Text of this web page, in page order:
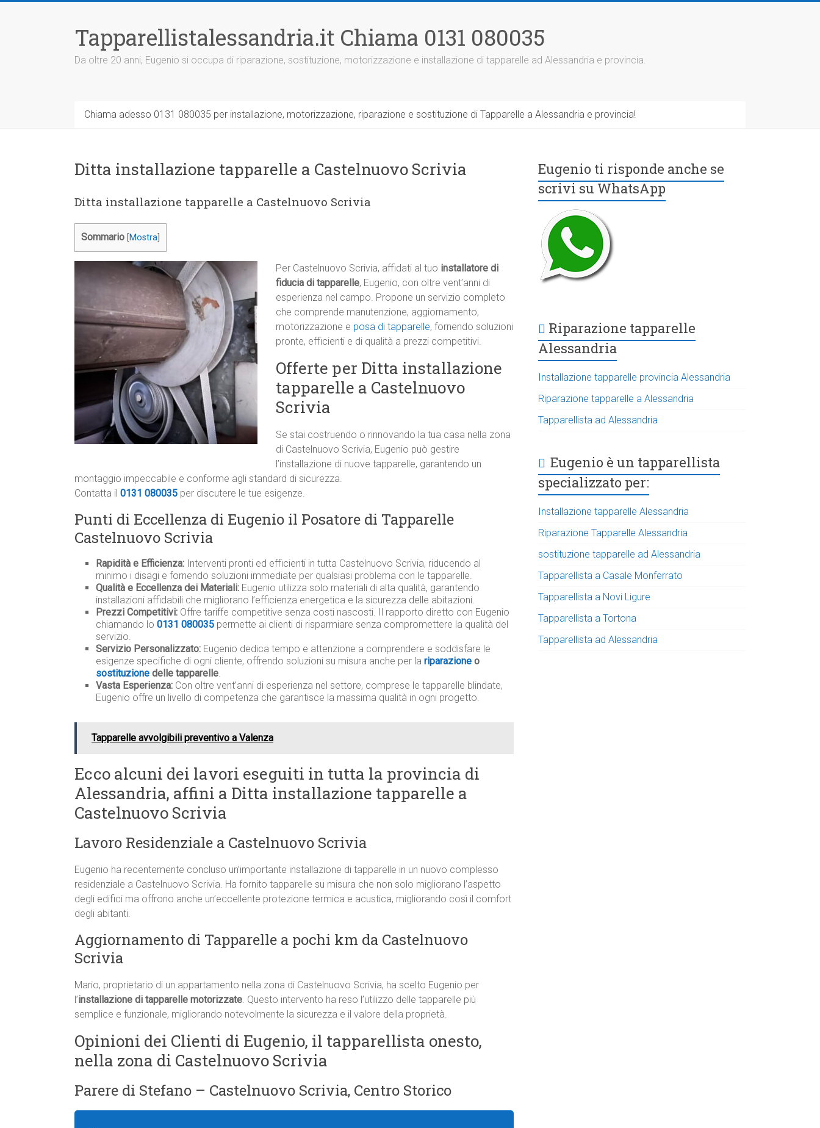
Tapparellistalessandria.it Chiama 0131 080035
Da oltre 20 anni, Eugenio si occupa di riparazione, sostituzione, motorizzazione e installazione di tapparelle ad Alessandria e provincia.
Chiama adesso 0131 080035 per installazione, motorizzazione, riparazione e sostituzione di Tapparelle a Alessandria e provincia!
Ditta installazione tapparelle a Castelnuovo Scrivia
Ditta installazione tapparelle a Castelnuovo Scrivia
Sommario Mostra
Per Castelnuovo Scrivia, affidati al tuo installatore di
fiducia di tapparelle, Eugenio, con oltre vent’anni di
esperienza nel campo. Propone un servizio completo
che comprende manutenzione, aggiornamento,
motorizzazione e posa di tapparelle, fornendo soluzioni
pronte, efficienti e di qualità a prezzi competitivi.
Offerte per Ditta installazione
tapparelle a Castelnuovo
Scrivia
Se stai costruendo o rinnovando la tua casa nella zona
di Castelnuovo Scrivia, Eugenio può gestire
l’installazione di nuove tapparelle, garantendo un
montaggio impeccabile e conforme agli standard di sicurezza.
Contatta il 0131 080035 per discutere le tue esigenze.
Punti di Eccellenza di Eugenio il Posatore di Tapparelle
Castelnuovo Scrivia
Rapidità e Efficienza: Interventi pronti ed efficienti in tutta Castelnuovo Scrivia, riducendo al
minimo i disagi e fornendo soluzioni immediate per qualsiasi problema con le tapparelle.
Qualità e Eccellenza dei Materiali: Eugenio utilizza solo materiali di alta qualità, garantendo
installazioni affidabili che migliorano l’efficienza energetica e la sicurezza delle abitazioni.
Prezzi Competitivi: Offre tariffe competitive senza costi nascosti. Il rapporto diretto con Eugenio
chiamando lo 0131 080035 permette ai clienti di risparmiare senza compromettere la qualità del
servizio.
Servizio Personalizzato: Eugenio dedica tempo e attenzione a comprendere e soddisfare le
esigenze specifiche di ogni cliente, offrendo soluzioni su misura anche per la riparazione o
sostituzione delle tapparelle.
Vasta Esperienza: Con oltre vent’anni di esperienza nel settore, comprese le tapparelle blindate,
Eugenio offre un livello di competenza che garantisce la massima qualità in ogni progetto.
Tapparelle avvolgibili preventivo a Valenza
Ecco alcuni dei lavori eseguiti in tutta la provincia di
Alessandria, affini a Ditta installazione tapparelle a
Castelnuovo Scrivia
Lavoro Residenziale a Castelnuovo Scrivia
Eugenio ha recentemente concluso un’importante installazione di tapparelle in un nuovo complesso
residenziale a Castelnuovo Scrivia. Ha fornito tapparelle su misura che non solo migliorano l’aspetto
degli edifici ma offrono anche un’eccellente protezione termica e acustica, migliorando così il comfort
degli abitanti.
Aggiornamento di Tapparelle a pochi km da Castelnuovo
Scrivia
Mario, proprietario di un appartamento nella zona di Castelnuovo Scrivia, ha scelto Eugenio per
l’installazione di tapparelle motorizzate. Questo intervento ha reso l’utilizzo delle tapparelle più
semplice e funzionale, migliorando notevolmente la sicurezza e il valore della proprietà.
Opinioni dei Clienti di Eugenio, il tapparellista onesto,
nella zona di Castelnuovo Scrivia
Parere di Stefano – Castelnuovo Scrivia, Centro Storico
Eugenio ti risponde anche se
scrivi su WhatsApp
Riparazione tapparelle
Alessandria
Installazione tapparelle provincia Alessandria
Riparazione tapparelle a Alessandria
Tapparellista ad Alessandria
Eugenio è un tapparellista
specializzato per:
Installazione tapparelle Alessandria
Riparazione Tapparelle Alessandria
sostituzione tapparelle ad Alessandria
Tapparellista a Casale Monferrato
Tapparellista a Novi Ligure
Tapparellista a Tortona
Tapparellista ad Alessandria